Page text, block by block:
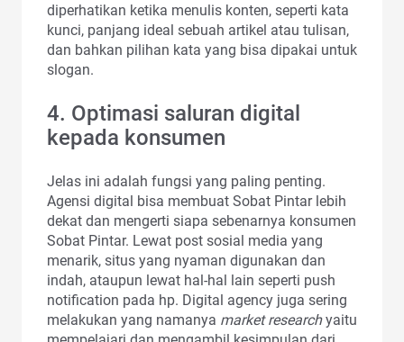
diperhatikan ketika menulis konten, seperti kata
kunci, panjang ideal sebuah artikel atau tulisan,
dan bahkan pilihan kata yang bisa dipakai untuk
slogan.
4. Optimasi saluran digital
kepada konsumen
Jelas ini adalah fungsi yang paling penting.
Agensi digital bisa membuat Sobat Pintar lebih
dekat dan mengerti siapa sebenarnya konsumen
Sobat Pintar. Lewat post sosial media yang
menarik, situs yang nyaman digunakan dan
indah, ataupun lewat hal-hal lain seperti push
notification pada hp. Digital agency juga sering
melakukan yang namanya market researchyaitu